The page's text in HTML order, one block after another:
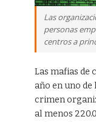
Las
personas
centros a
Las mafias de
año en uno
crimen
al menos